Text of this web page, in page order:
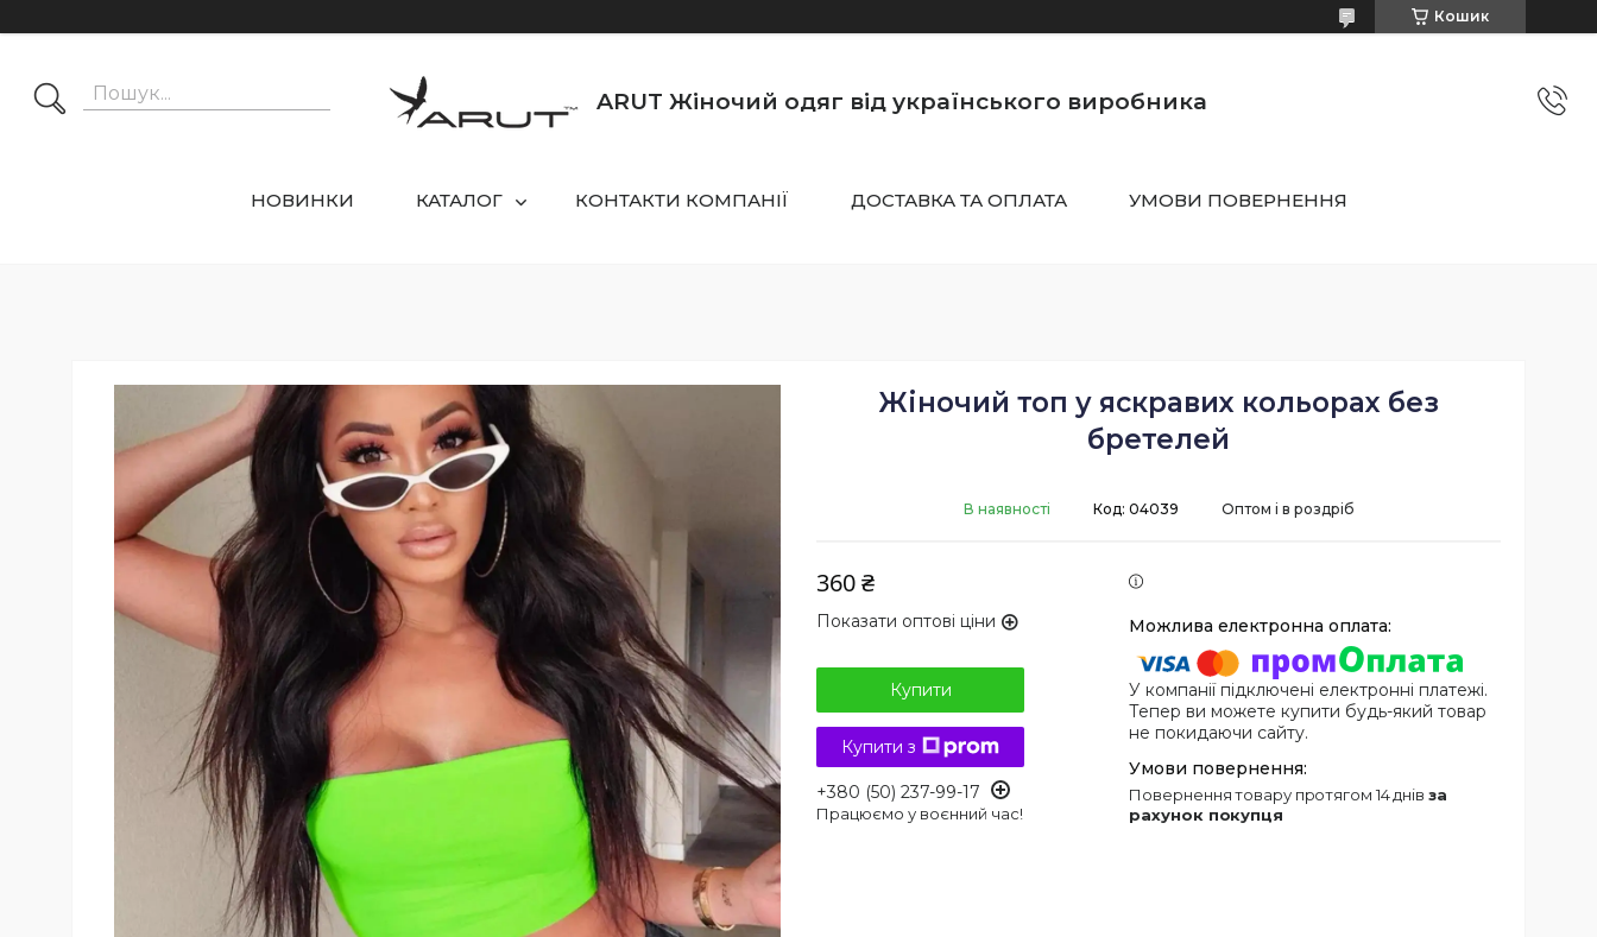
Кошик
ARUT Жіночий одяг від українського виробника
НОВИНКИ КАТАЛОГ КОНТАКТИ КОМПАНІЇ ДОСТАВКА ТА ОПЛАТА УМОВИ ПОВЕРНЕННЯ
Жіночий топ у яскравих кольорах без
бретелей
В наявності Оптом і в роздріб
Код: 04039
360 ₴
Показати оптові ціни
Купити
Купити з
+380 (50) 237-99-17
Працюємо у воєнний час!
У компанії підключені електронні платежі.
Тепер ви можете купити будь-який товар
не покидаючи сайту.
повернення товару протягом 14 днів за
рахунок покупця